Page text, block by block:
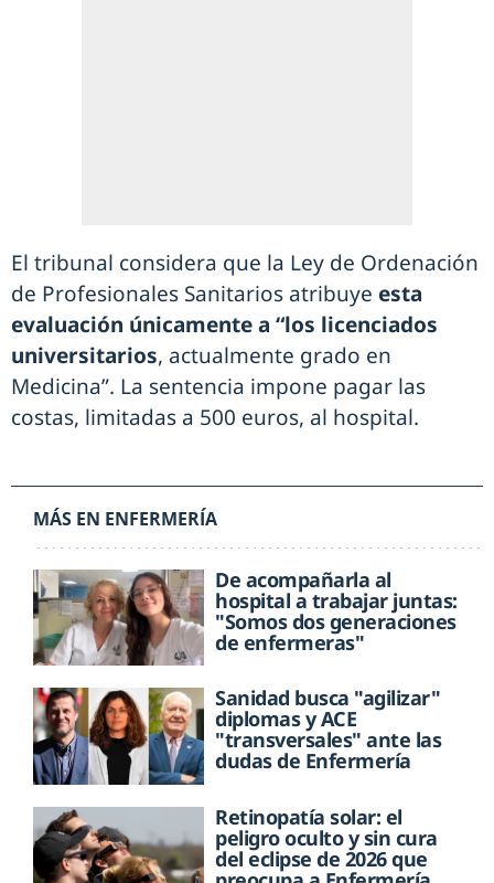
El tribunal considera que la Ley de Ordenación
de Profesionales Sanitarios atribuye esta
evaluación únicamente a “los licenciados
universitarios, actualmente grado en
Medicina”. La sentencia impone pagar las
costas, limitadas a 500 euros, al hospital.
MÁS EN ENFERMERÍA
De acompañarla al
hospital a trabajar juntas:
"Somos dos generaciones
de enfermeras"
Sanidad busca "agilizar"
diplomas y ACE
"transversales" ante las
dudas de Enfermería
Retinopatía solar: el
peligro oculto y sin cura
del eclipse de 2026 que